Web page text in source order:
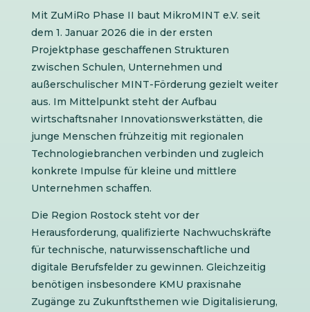
Mit ZuMiRo Phase II baut MikroMINT e.V. seit
dem 1. Januar 2026 die in der ersten
Projektphase geschaffenen Strukturen
zwischen Schulen, Unternehmen und
außerschulischer MINT-Förderung gezielt weiter
aus. Im Mittelpunkt steht der Aufbau
wirtschaftsnaher Innovationswerkstätten, die
junge Menschen frühzeitig mit regionalen
Technologiebranchen verbinden und zugleich
konkrete Impulse für kleine und mittlere
Unternehmen schaffen.
Die Region Rostock steht vor der
Herausforderung, qualifizierte Nachwuchskräfte
für technische, naturwissenschaftliche und
digitale Berufsfelder zu gewinnen. Gleichzeitig
benötigen insbesondere KMU praxisnahe
Zugänge zu Zukunftsthemen wie Digitalisierung,